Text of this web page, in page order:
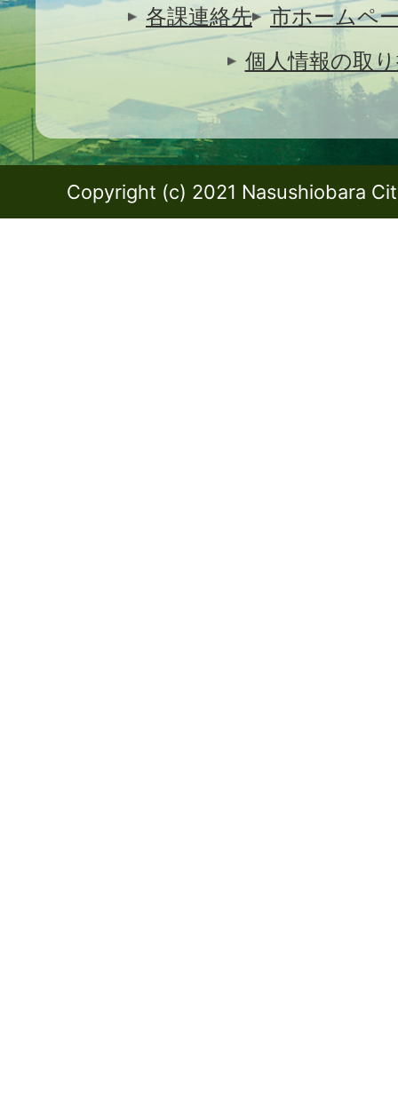
各課連絡先
市ホームペ
個人情報の取
Copyright (c) 2021 Nasushiobara